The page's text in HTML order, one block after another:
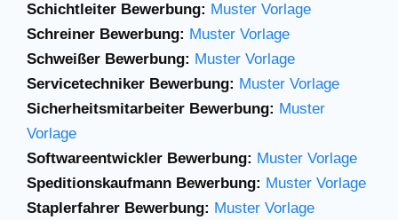
Schichtleiter Bewerbung: Muster Vorlage
Schreiner Bewerbung: Muster Vorlage
Schweißer Bewerbung: Muster Vorlage
Servicetechniker Bewerbung: Muster Vorlage
Sicherheitsmitarbeiter Bewerbung: Muster
Vorlage
Softwareentwickler Bewerbung: Muster Vorlage
Speditionskaufmann Bewerbung: Muster Vorlage
Staplerfahrer Bewerbung: Muster Vorlage